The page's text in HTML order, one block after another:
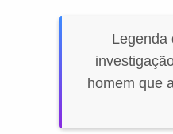
Legenda
homem que